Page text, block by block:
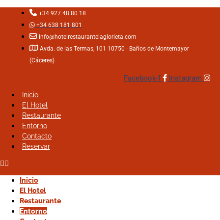
+34 927 48 80 18
+34 638 181 801
info@hotelrestaurantelaglorieta.com
Avda. de las Termas, 101 10750 · Baños de Montemayor
(Cáceres)
Facebook-f Instagram
Inicio
El Hotel
Restaurante
Entorno
Contacto
Reservar
Inicio
El Hotel
Restaurante
Entorno
Inicio
El Hotel
Restaurante
Entorno
Contacto
Reservar
Inicio
El Hotel
Restaurante
Entorno
El entorno del Hotel La Glorieta